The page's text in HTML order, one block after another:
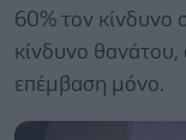
60% τον κίνδυνο
κίνδυνο θανάτου,
επέμβαση μόνο.